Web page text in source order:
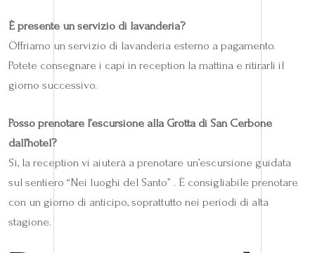
È presente un servizio di lavanderia?
Offriamo un servizio di lavanderia esterno a pagamento.
Potete consegnare i capi in reception la mattina e ritirarli il
giorno successivo.
Posso prenotare l’escursione alla Grotta di San Cerbone
dall’hotel?
Sì, la reception vi aiuterà a prenotare un’escursione guidata
sul sentiero “Nei luoghi del Santo” . È consigliabile prenotare
con un giorno di anticipo, soprattutto nei periodi di alta
stagione.